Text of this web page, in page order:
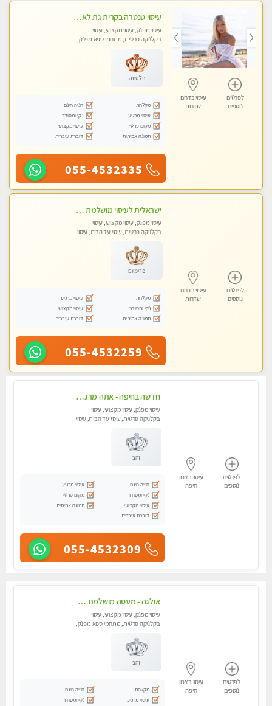
לפרטים
נוספים
עיסוי בדרום
שדרות
עיסוי טנטרה בקרית גת לא מה שחשבת הרבה יותר ממה שדמיינת פרטי!!! Highly recommended
עיסוי מפנק, עיסוי מקצועי, עיסוי
בקלניקה פרטית, מתחמי ספא מפנק,
טנטרה
פלטינה
מקלחת
חניה חינם
עיסוי מרגיע
נקי ומסודר
מקום פרטי
עיסוי מקצועי
תמונה אמיתית
דוברת עיברית
055-4532335
לפרטים
נוספים
עיסוי בדרום
שדרות
ישראלית לעיסוי מושלמת לעיסוי מושלם ואיכותי במיוחד !
עיסוי מפנק, עיסוי מקצועי, עיסוי
בקלניקה פרטית, עיסוי עד הבית, עיסוי
פרימיום
מקלחת
עיסוי מרגיע
נקי ומסודר
עיסוי מקצועי
תמונה אמיתית
דוברת עיברית
055-4532259
לפרטים
נוספים
עיסוי בצפון
חיפה
חדשה בחיפה - אתה מרגיש עייף??? זה הזמן להתפנק בעיסוי מקצועי ברמה גבוהה- Highly recommended
עיסוי מפנק, עיסוי מקצועי, עיסוי
בקלניקה פרטית, עיסוי עד הבית, עיסוי
זהב
חניה חינם
עיסוי מרגיע
נקי ומסודר
מקום פרטי
עיסוי מקצועי
תמונה אמיתית
דוברת עיברית
055-4532309
לפרטים
נוספים
עיסוי בצפון
חיפה
אולגה - מעסה מושלמת חדשה בעיר ! בחיפה טל - 052-5738058
עיסוי מפנק, עיסוי מקצועי, עיסוי
בקלניקה פרטית, מתחמי ספא מפנק,
עיסוי טנטרה
זהב
מקלחת
חניה חינם
עיסוי מרגיע
נקי ומסודר